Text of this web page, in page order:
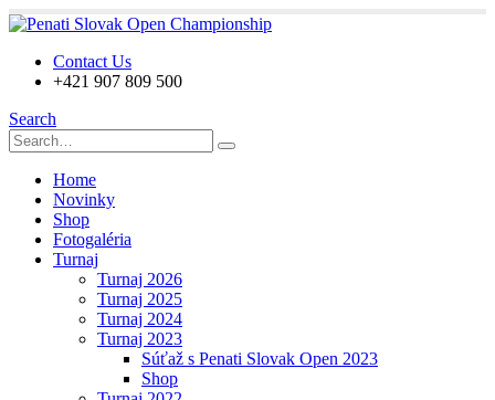
Contact Us
+421 907 809 500
Search
Home
Novinky
Shop
Fotogaléria
Turnaj
Turnaj 2026
Turnaj 2025
Turnaj 2024
Turnaj 2023
Súťaž s Penati Slovak Open 2023
Shop